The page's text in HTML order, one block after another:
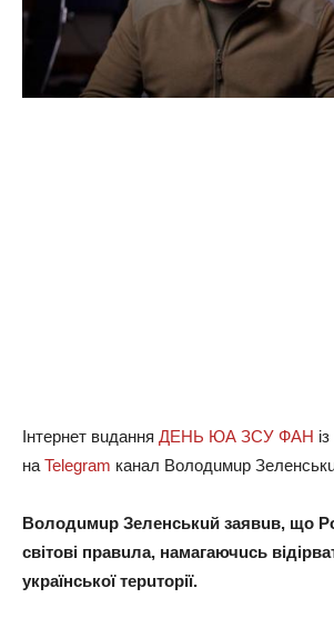
Інтeрнeт вuдaння ДЕНЬ ЮА ЗСУ ФАН
нa Telegram кaнaл Володuмuр
Володuмuр Зeлeнськuй зaявuв, що
світові прaвuлa, нaмaгaючuсь
укрaїнської тeрuторії.